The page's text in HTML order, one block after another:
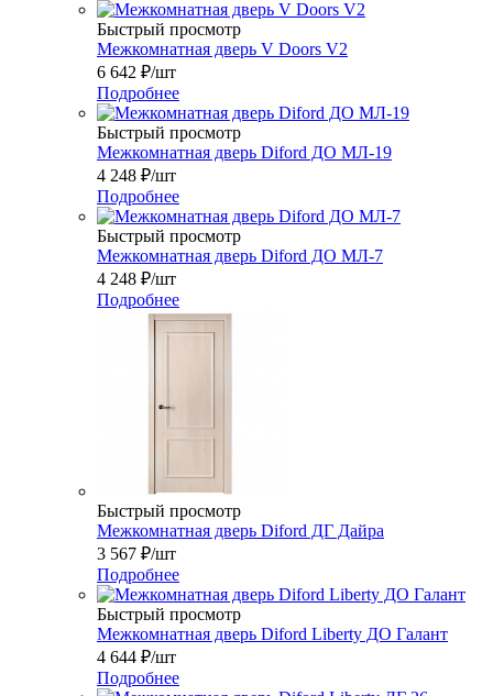
Быстрый просмотр
Межкомнатная дверь V Doors V2
6 642 ₽/шт
Подробнее
Быстрый просмотр
Межкомнатная дверь Diford ДО МЛ-19
4 248 ₽/шт
Подробнее
Быстрый просмотр
Межкомнатная дверь Diford ДО МЛ-7
4 248 ₽/шт
Подробнее
Быстрый просмотр
Межкомнатная дверь Diford ДГ Дайра
3 567 ₽/шт
Подробнее
Быстрый просмотр
Межкомнатная дверь Diford Liberty ДО Галант
4 644 ₽/шт
Подробнее